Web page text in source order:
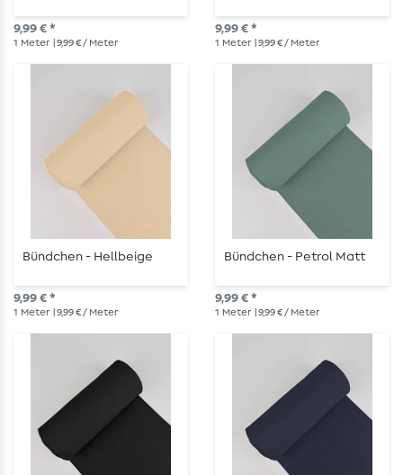
9,99 € *
1 Meter | 9,99 € / Meter
9,99 € *
1 Meter | 9,99 € / Meter
Bündchen - Hellbeige
9,99 € *
1 Meter | 9,99 € / Meter
Bündchen - Petrol Matt
9,99 € *
1 Meter | 9,99 € / Meter